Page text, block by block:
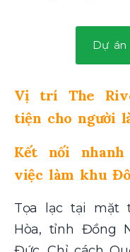
Dự án
Vị trí The
tiện cho người
Kết nối
việc làm khu
Tọa lạc tại mặt
Hòa, tỉnh Đồng